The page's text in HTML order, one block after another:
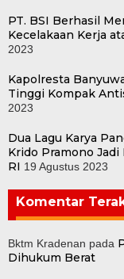
PT. BSI Berhasil
Kecelakaan Kerja
2023
Kapolresta
Tinggi Kompak
2023
Dua Lagu Karya
Krido Pramono
RI 19 Agustus 2023
Komentar
Bktm Kradenan pada
Dihukum Berat